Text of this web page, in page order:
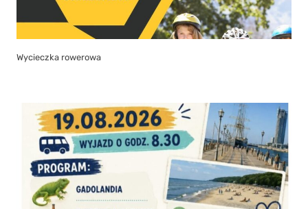
Wycieczka rowerowa